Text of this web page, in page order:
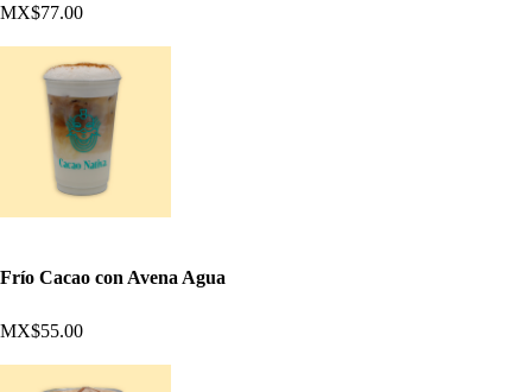
MX$77.00
Frío Cacao con Avena Agua
MX$55.00